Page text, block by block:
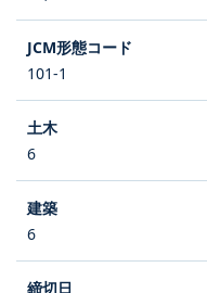
101-1
6
6